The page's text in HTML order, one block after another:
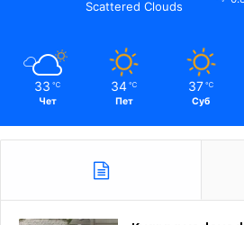
Scattered Clouds
33 ℃
Чет
34 ℃
Пет
37 ℃
Суб